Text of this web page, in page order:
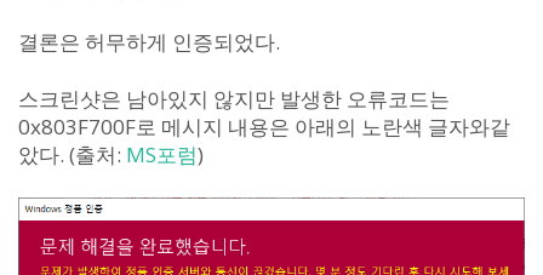
결론은 허무하게 인증되었다.
스크린샷은 남아있지 않지만 발생한 오류코드는
0x803F700F로 메시지 내용은 아래의 노란색 글자와같
았다. (출처: MS포럼)